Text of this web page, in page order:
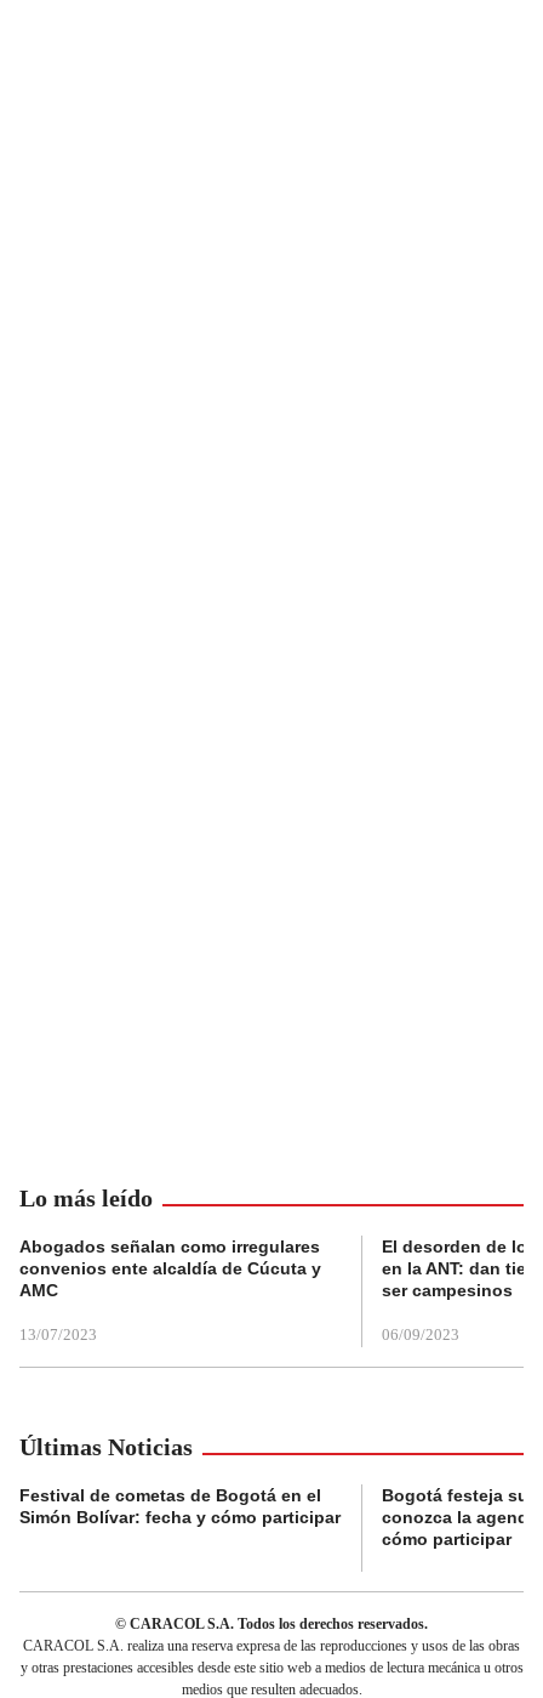
Lo más leído
Abogados señalan como irregulares
convenios ente alcaldía de Cúcuta y
AMC
13/07/2023
El desorden de
en la ANT: dan
ser campesinos
06/09/2023
Últimas Noticias
Festival de cometas de Bogotá en el
Simón Bolívar: fecha y cómo participar
Bogotá festeja su
conozca la
cómo participar
© CARACOL S.A. Todos los derechos reservados.
CARACOL S.A. realiza una reserva expresa de las reproducciones y usos de las obras
y otras prestaciones accesibles desde este sitio web a medios de lectura mecánica u otros
medios que resulten adecuados.